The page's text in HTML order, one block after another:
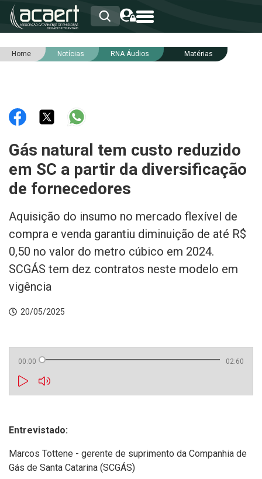
HOME
RNA
NOTÍCIAS
SERVIÇOS
INTEGRIDADE
Home Notícias RNA Áudios Matérias
Gás natural tem custo reduzido
em SC a partir da diversificação
de fornecedores
Aquisição do insumo no mercado flexível de
compra e venda garantiu diminuição de até R$
0,50 no valor do metro cúbico em 2024.
SCGÁS tem dez contratos neste modelo em
vigência
20/05/2025
00:00 02:60
Entrevistado:
Marcos Tottene - gerente de suprimento da Companhia de
Gás de Santa Catarina (SCGÁS)